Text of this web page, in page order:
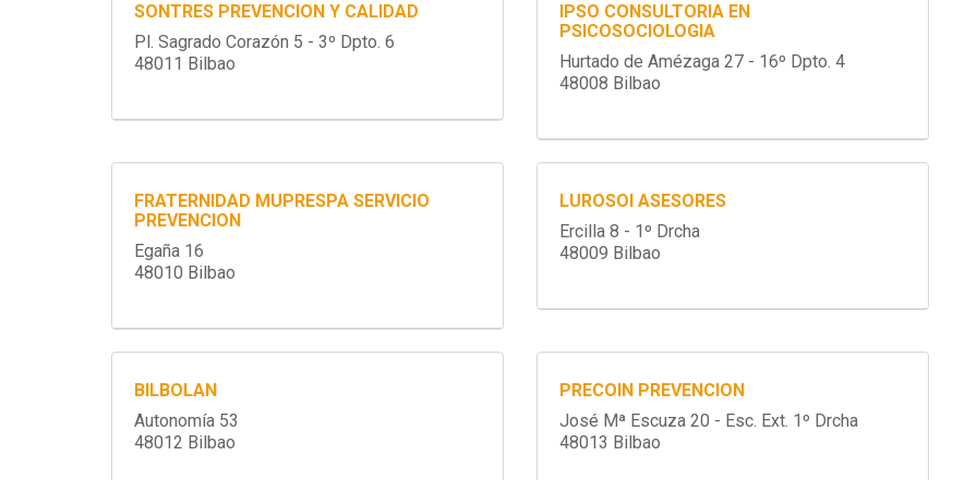
SONTRES PREVENCION Y CALIDAD
Pl. Sagrado Corazón 5 - 3º Dpto. 6
48011 Bilbao
IPSO CONSULTORIA EN
PSICOSOCIOLOGIA
Hurtado de Amézaga 27 - 16º Dpto. 4
48008 Bilbao
FRATERNIDAD MUPRESPA SERVICIO
PREVENCION
Egaña 16
48010 Bilbao
LUROSOI ASESORES
Ercilla 8 - 1º Drcha
48009 Bilbao
BILBOLAN
Autonomía 53
48012 Bilbao
PRECOIN PREVENCION
José Mª Escuza 20 - Esc. Ext. 1º Drcha
48013 Bilbao